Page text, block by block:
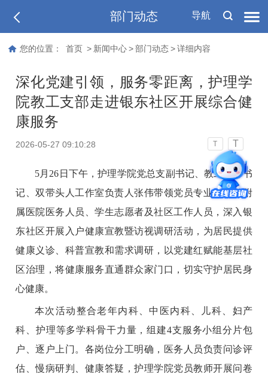
导航
部门动态
您的位置： 首页 > 新闻中心 > 部门动态 > 详细内容
深化党建引领，服务零距离，护理学
院教工支部走进银东社区开展综合健
康服务
2026-05-27 09:10:28 T T
5月26日下午，护理学院党总支副书记、教工支部书
记、双带头人工作室负责人张伟带领党员专业教师、附
属医院医务人员、学生志愿者及社区工作人员，深入银
东社区开展入户健康宣教暨访视调研活动，为居民提供
健康义诊、科普宣教和需求调研，以党建红赋能基层社
区治理，将健康服务直通群众家门口，切实守护居民身
心健康。
本次活动整合老年内科、中医内科、儿科、妇产
科、护理等多学科骨干力量，组建4支服务小组分片包
户、逐户上门。各岗位分工明确，医务人员负责问诊评
估、慢病研判、健康答疑，护理学院党员教师开展问卷